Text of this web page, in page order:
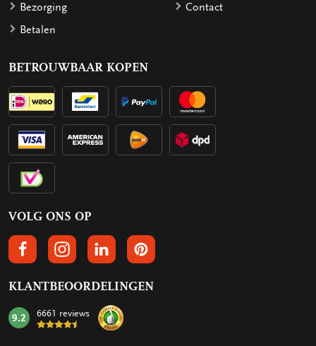
Bezorging
Betalen
Contact
BETROUWBAAR KOPEN
VOLG ONS OP
VOLGS ONS OP FACEBOOK
VOLG ONS OP INSTAGRAM
VOLG ONS OP LINKEDIN
VOLG ONS OP PINTEREST
KLANTBEOORDELINGEN
mark:
9.2 6661 reviews